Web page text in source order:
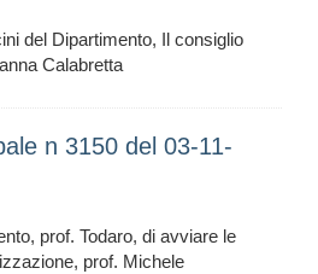
del Dipartimento, Il consiglio
Calabretta
n 3150 del 03-11-
prof. Todaro, di avviare le
prof. Michele